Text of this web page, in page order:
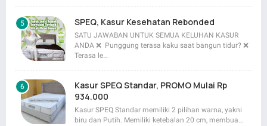
SPEQ, Kasur Kesehatan Rebonded
SATU JAWABAN UNTUK SEMUA KELUHAN KASUR
ANDA ❌ Punggung terasa kaku saat bangun tidur? ❌
Terasa le…
Kasur SPEQ Standar, PROMO Mulai Rp
934.000
Kasur SPEQ Standar memiliki 2 pilihan warna, yakni
biru dan Putih. Memiliki ketebalan 20 cm, membua…